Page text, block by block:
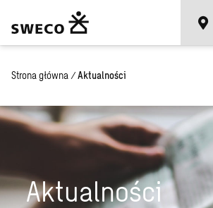
Strona główna / Aktualności
Aktualności